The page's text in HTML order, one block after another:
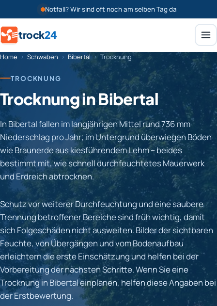
Notfall? Wir sind oft noch am selben Tag da
trock24
Home › Schwaben › Bibertal › Trocknung
TROCKNUNG
Trocknung in Bibertal
In Bibertal fallen im langjährigen Mittel rund 736 mm
Niederschlag pro Jahr; im Untergrund überwiegen Böden
wie Braunerde aus kiesführendem Lehm – beides
bestimmt mit, wie schnell durchfeuchtetes Mauerwerk
und Erdreich abtrocknen.
Schutz vor weiterer Durchfeuchtung und eine saubere
Trennung betroffener Bereiche sind früh wichtig, damit
sich Folgeschäden nicht ausweiten. Bilder der sichtbaren
Feuchte, von Übergängen und vom Bodenaufbau
erleichtern die erste Einschätzung und helfen bei der
Vorbereitung der nächsten Schritte. Wenn Sie eine
Trocknung in Bibertal einplanen, helfen diese Angaben bei
der Erstbewertung.